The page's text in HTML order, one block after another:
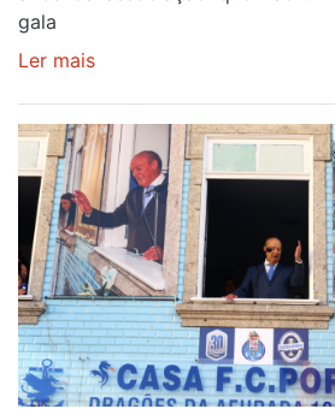
gala
Ler mais
COSTA
RECEBEU
DISTINÇÃO
MÁXIMA
DA
AF
PORTO